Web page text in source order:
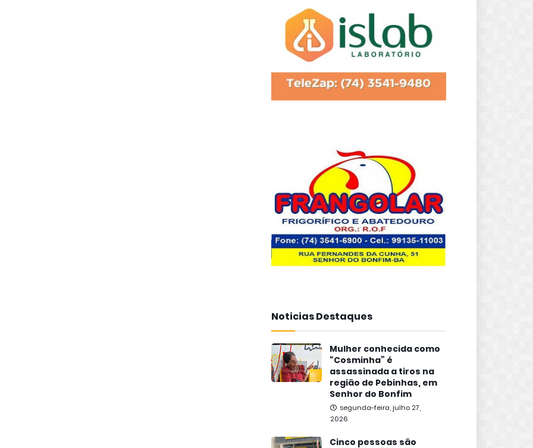
Noticias Destaques
Mulher conhecida como
“Cosminha” é
assassinada a tiros na
região de Pebinhas, em
Senhor do Bonfim
segunda-feira, julho 27,
2026
Cinco pessoas são